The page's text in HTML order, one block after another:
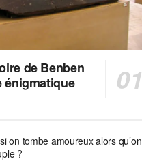
de Benben
énigmatique
on tombe amoureux alors qu’on
?